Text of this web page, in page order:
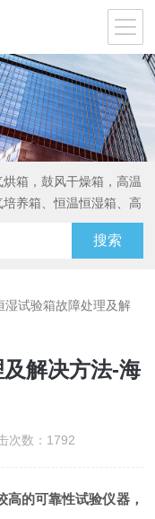
箱，鼓风干燥箱，高温
养箱、恒温恒湿箱、高
湿试验箱故障处理及解
解决方法-海
数：1792
的可靠性试验仪器，